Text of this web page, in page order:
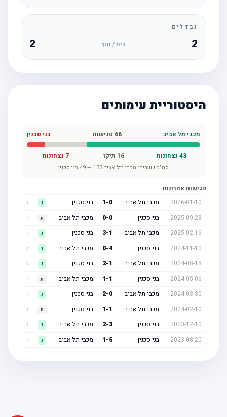
נבדלים
בית / חוץ
היסטוריית עימותים
מכבי תל אביב 66פגישות בני סכנין
43נצחונות 16תיקו נצחונות
סה"כ שערים:מכבי תל אביב133
—
49 בני סכנין
פגישות אחרונות
2026-01-10
מכבי תל אביב 1- בני סכנין
2025-09-28
בני סכנין 0- מכבי תל אביב
2025-02-16
מכבי תל אביב 3 בני סכנין
2024-11-10
בני סכנין 0- מכבי תל אביב
2024-08-18
מכבי תל אביב 2 בני סכנין
2024-05-06
בני סכנין 1 מכבי תל אביב
2024-03-30
מכבי תל אביב 2- בני סכנין
2024-02-10
מכבי תל אביב 1 בני סכנין
2023-12-10
בני סכנין 2- מכבי תל אביב
2023-08-20
בני סכנין 1- מכבי תל אביב